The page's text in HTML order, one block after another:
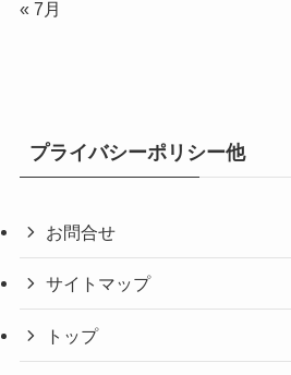
« 7月
プライバシーポリシー他
お問合せ
サイトマップ
トップ